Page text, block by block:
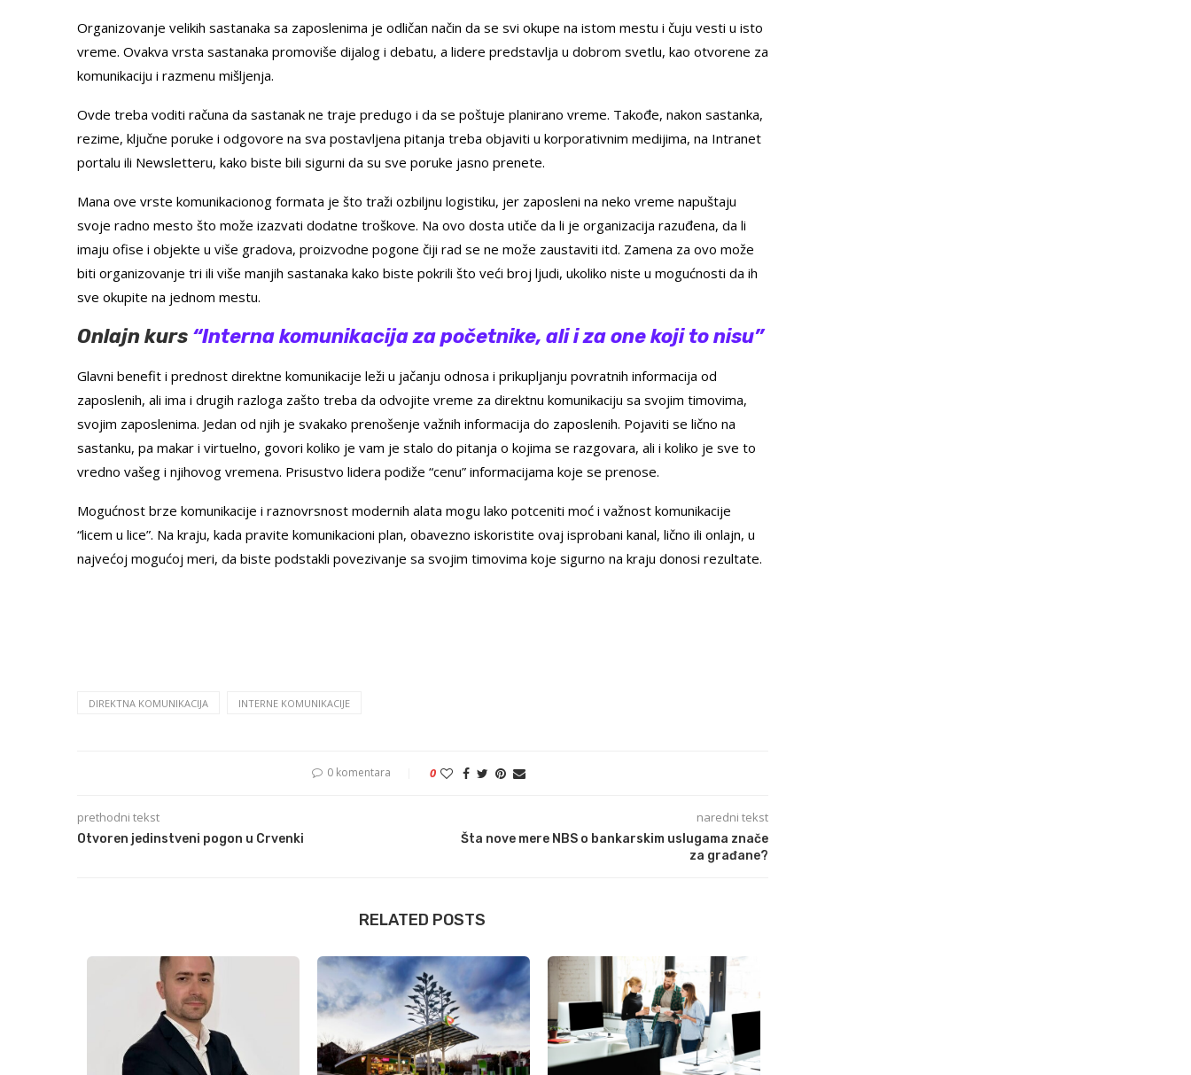
Organizovanje velikih sastanaka sa zaposlenima je odličan način da se svi okupe na istom mestu i čuju vesti u isto
vreme. Ovakva vrsta sastanaka promoviše dijalog i debatu, a lidere predstavlja u dobrom svetlu, kao otvorene za
komunikaciju i razmenu mišljenja.
Ovde treba voditi računa da sastanak ne traje predugo i da se poštuje planirano vreme. Takođe, nakon sastanka,
rezime, ključne poruke i odgovore na sva postavljena pitanja treba objaviti u korporativnim medijima, na Intranet
portalu ili Newsletteru, kako biste bili sigurni da su sve poruke jasno prenete.
Mana ove vrste komunikacionog formata je što traži ozbiljnu logistiku, jer zaposleni na neko vreme napuštaju
svoje radno mesto što može izazvati dodatne troškove. Na ovo dosta utiče da li je organizacija razuđena, da li
imaju ofise i objekte u više gradova, proizvodne pogone čiji rad se ne može zaustaviti itd. Zamena za ovo može
biti organizovanje tri ili više manjih sastanaka kako biste pokrili što veći broj ljudi, ukoliko niste u mogućnosti da ih
sve okupite na jednom mestu.
Onlajn kurs “Interna komunikacija za početnike, ali i za one koji to nisu”
Glavni benefit i prednost direktne komunikacije leži u jačanju odnosa i prikupljanju povratnih informacija od
zaposlenih, ali ima i drugih razloga zašto treba da odvojite vreme za direktnu komunikaciju sa svojim timovima,
svojim zaposlenima. Jedan od njih je svakako prenošenje važnih informacija do zaposlenih. Pojaviti se lično na
sastanku, pa makar i virtuelno, govori koliko je vam je stalo do pitanja o kojima se razgovara, ali i koliko je sve to
vredno vašeg i njihovog vremena. Prisustvo lidera podiže “cenu” informacijama koje se prenose.
Mogućnost brze komunikacije i raznovrsnost modernih alata mogu lako potceniti moć i važnost komunikacije
“licem u lice”. Na kraju, kada pravite komunikacioni plan, obavezno iskoristite ovaj isprobani kanal, lično ili onlajn, u
najvećoj mogućoj meri, da biste podstakli povezivanje sa svojim timovima koje sigurno na kraju donosi rezultate.
DIREKTNA KOMUNIKACIJA INTERNE KOMUNIKACIJE
0 komentara 0
prethodni tekst
Otvoren jedinstveni pogon u Crvenki
naredni tekst
Šta nove mere NBS o bankarskim uslugama znače
za građane?
RELATED POSTS